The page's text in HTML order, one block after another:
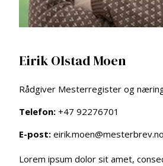
Eirik Olstad Moen
Rådgiver Mesterregister og
Telefon: +47 92276701
E-post: eirik.moen@mesterbrev.no
Lorem ipsum dolor sit amet,